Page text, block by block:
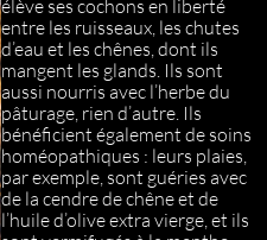
élève ses cochons en liberté
entre les ruisseaux, les chutes
d’eau et les chênes, dont ils
mangent les glands. Ils sont
aussi nourris avec l’herbe du
pâturage, rien d’autre. Ils
bénéficient également de soins
homéopathiques : leurs plaies,
par exemple, sont guéries avec
de la cendre de chêne et de
l’huile d’olive extra vierge, et ils